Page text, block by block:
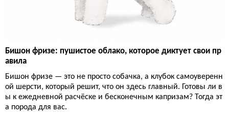
Бишон фризе: пушистое облако, которое диктует свои пр
авила
Бишон фризе — это не просто собачка, а клубок самоуверенн
ой шерсти, который решит, что он здесь главный. Готовы ли в
ы к ежедневной расчёске и бесконечным капризам? Тогда эт
а порода для вас.